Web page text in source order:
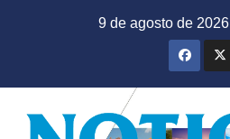
9 de agosto de 2026